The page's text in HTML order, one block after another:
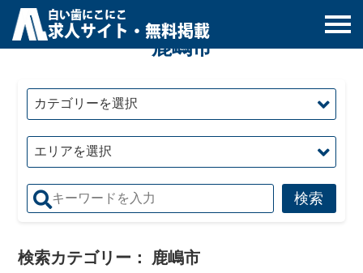
白 い歯にこにこ
求人サイト・無料掲載
鹿嶋市
検索カテゴリー： 鹿嶋市